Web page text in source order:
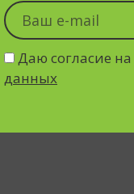
Даю согласие на
данных